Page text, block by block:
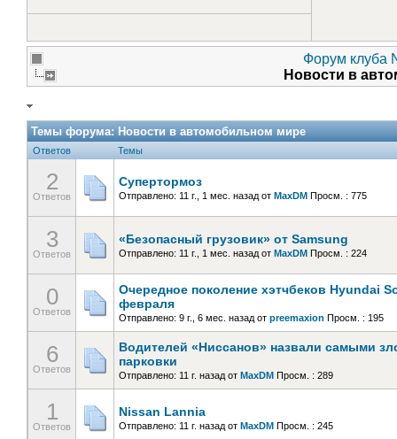
Форум клуба
Новости в
Темы форума:Новости в автомобильном мире
Ответов Темы
2
Ответов
Супертормоз
Отправлено: 11 г., 1 мес. назад от MaxDM Просм. : 775
3
Ответов
«Безопасный грузовик» от Samsung
Отправлено: 11 г., 1 мес. назад от MaxDM Просм. : 224
0
Ответов
Очередное поколение хэтчбеков Hyundai
февраля
Отправлено: 9 г., 6 мес. назад от preemaxion Просм. : 195
6
Ответов
Водителей «Ниссанов» назвали самыми
парковки
Отправлено: 11 г. назад от MaxDM Просм. : 289
1
Ответов
Nissan Lannia
Отправлено: 11 г. назад от MaxDM Просм. : 245